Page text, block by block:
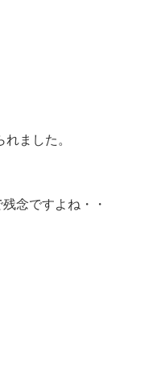
ました。
念ですよね・・